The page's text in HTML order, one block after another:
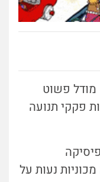
מודל פשוט
פקקי תנועה
נעות על